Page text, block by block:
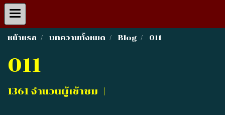
หน้าแรก บทความทั้งหมด Blog 011
011
1361 จำนวนผู้เข้าชม